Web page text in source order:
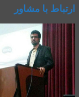
ارتباط با مشاور